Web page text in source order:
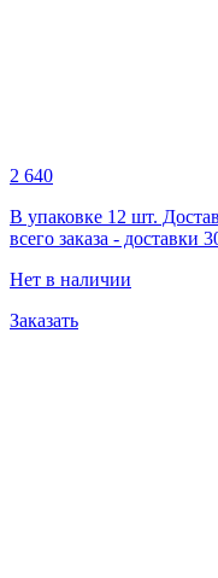
2 640
В упаковке 12 шт.
всего заказа - доставки
Нет в наличии
Заказать